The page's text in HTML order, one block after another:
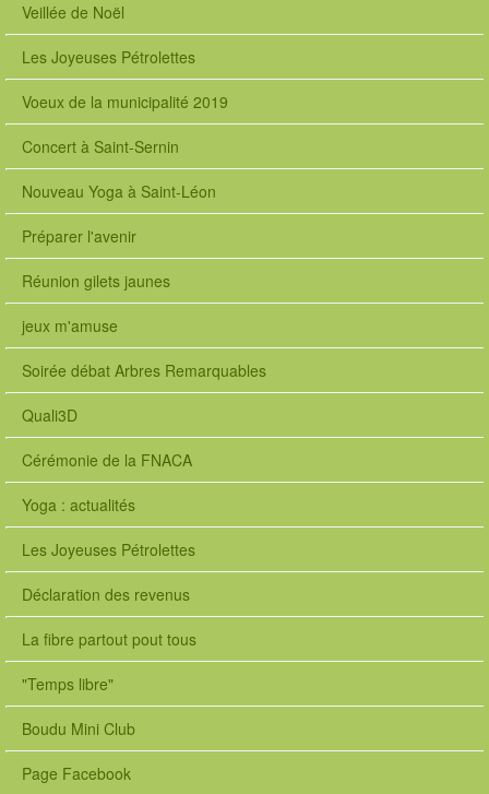
Veillée de Noël
Les Joyeuses Pétrolettes
Voeux de la municipalité 2019
Concert à Saint-Sernin
Nouveau Yoga à Saint-Léon
Préparer l'avenir
Réunion gilets jaunes
jeux m'amuse
Soirée débat Arbres Remarquables
Quali3D
Cérémonie de la FNACA
Yoga : actualités
Les Joyeuses Pétrolettes
Déclaration des revenus
La fibre partout pout tous
"Temps libre"
Boudu Mini Club
Page Facebook